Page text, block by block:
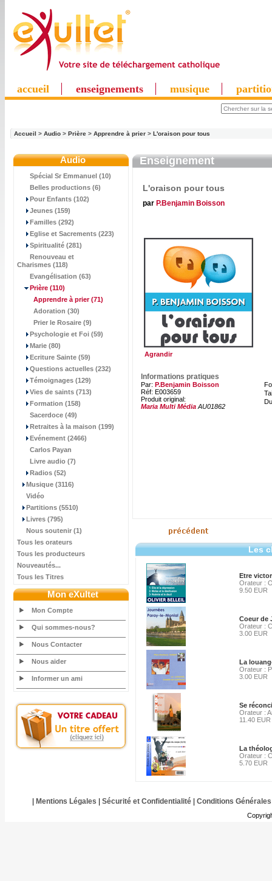
accueil enseignements musique
Accueil > Audio > Prière > Apprendre à prier > L'oraison pour tous
Audio
Spécial Sr Emmanuel (10)
Belles productions (6)
Pour Enfants (102)
Jeunes (159)
Familles (292)
Eglise et Sacrements (223)
Spiritualité (281)
Renouveau et
Charismes (118)
Evangélisation (63)
Prière (110)
Apprendre à prier(71)
Adoration (30)
Prier le Rosaire (9)
Psychologie et Foi (59)
Marie (80)
Ecriture Sainte (59)
Questions actuelles (232)
Témoignages (129)
Vies de saints (713)
Formation (158)
Sacerdoce (49)
Retraites à la maison (199)
Evénement (2466)
Carlos Payan
Livre audio (7)
Radios (52)
Musique (3116)
Vidéo
Partitions (5510)
Livres (795)
Nous soutenir (1)
Tous les orateurs
Tous les producteurs
Nouveautés...
Tous les Titres
Mon eXultet
Mon Compte
Qui sommes-nous?
Nous Contacter
Nous aider
Informer un ami
Enseignement
L'oraison pour tous
par P.Benjamin Boisson
Agrandir
Informations pratiques
Par: P.Benjamin Boisson
Réf: E003659
Produit original:
Maria Multi Média AU01862
Les
Etre
Orateur :
9.50 EUR
Coeur de
Orateur :
3.00 EUR
La
Orateur :
3.00 EUR
Se
Orateur :
11.40 EUR
La
Orateur :
5.70 EUR
Mentions Légales Sécurité et Confidentialité| Conditions Générales